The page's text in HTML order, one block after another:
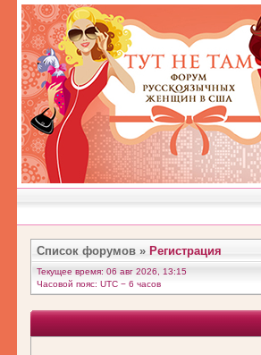
Список форумов » Регистрация
Текущее время: 06 авг 2026, 13:15
Часовой пояс: UTC − 6 часов